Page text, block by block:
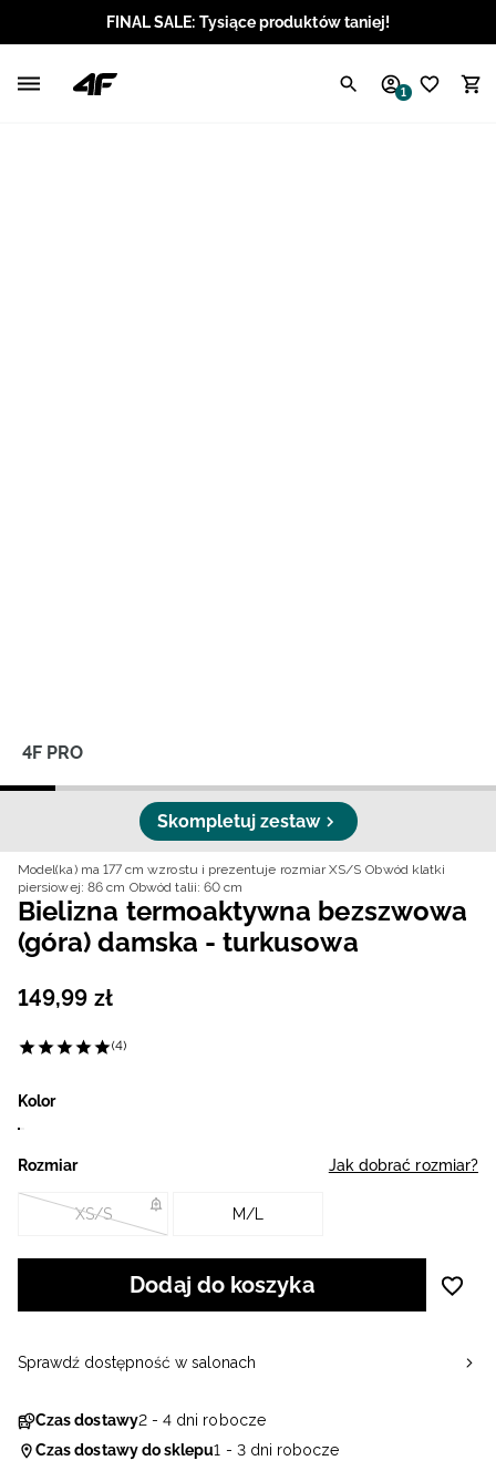
FINAL SALE: Tysiące produktów taniej!
1
4F PRO
Skompletuj zestaw
Model(ka) ma 177 cm wzrostu i prezentuje rozmiar XS/S Obwód klatki
piersiowej: 86 cm Obwód talii: 60 cm
Bielizna termoaktywna bezszwowa
(góra) damska - turkusowa
149,99 zł
(4)
Kolor
Rozmiar Jak dobrać rozmiar?
XS/S M/L
Dodaj do koszyka
Czas dostawy2 - 4 dni robocze
Czas dostawy do sklepu1 - 3 dni robocze
Sprawdź dostępność w salonach